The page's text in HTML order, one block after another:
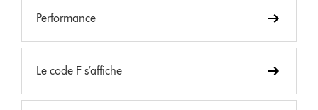
Performance
Le code F s’affiche